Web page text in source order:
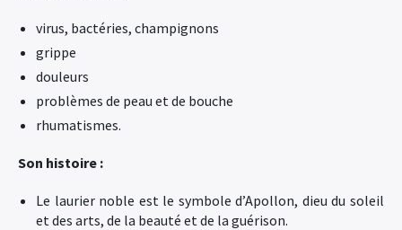
virus, bactéries, champignons
grippe
douleurs
problèmes de peau et de bouche
rhumatismes.
Son histoire :
Le laurier noble est le symbole d’Apollon, dieu du soleil
et des arts, de la beauté et de la guérison.